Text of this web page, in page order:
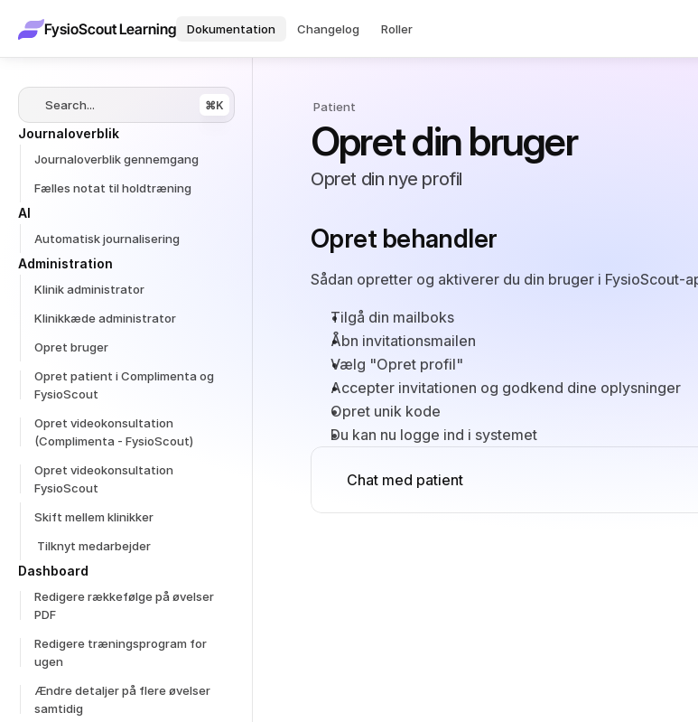
FysioScout Learning Dokumentation Changelog Roller
Search... ⌘K
Journaloverblik
Journaloverblik gennemgang
Fælles notat til holdtræning
AI
Automatisk journalisering
Administration
Klinik administrator
Klinikkæde administrator
Opret bruger
Opret patient i Complimenta og
FysioScout
Opret videokonsultation
(Complimenta - FysioScout)
Opret videokonsultation
FysioScout
Skift mellem klinikker
Tilknyt medarbejder
Dashboard
Redigere rækkefølge på øvelser
PDF
Redigere træningsprogram for
ugen
Ændre detaljer på flere øvelser
samtidig
Patient
Opret din bruger
Opret din nye profil
Opret behandler
Sådan opretter og aktiverer du din bruger i FysioScout-
Tilgå din mailboks
Åbn invitationsmailen
Vælg "Opret profil"
Accepter invitationen og godkend dine oplysninger
Opret unik kode
Du kan nu logge ind i systemet
Chat med patient